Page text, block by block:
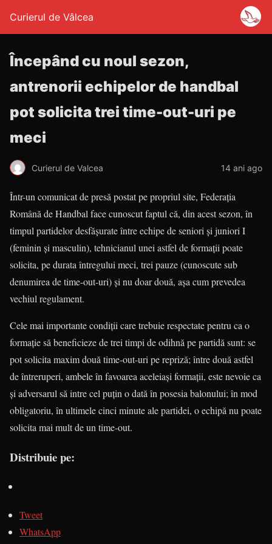
Curierul de Vâlcea
Începând cu noul sezon,
antrenorii echipelor de handbal
pot solicita trei time-out-uri pe
meci
Curierul de Valcea 14 ani ago
Într-un comunicat de presă postat pe propriul site, Federaţia
Română de Handbal face cunoscut faptul că, din acest sezon, în
timpul partidelor desfăşurate între echipe de seniori şi juniori I
(feminin şi masculin), tehnicianul unei astfel de formaţii poate
solicita, pe durata întregului meci, trei pauze (cunoscute sub
denumirea de time-out-uri) şi nu doar două, aşa cum prevedea
vechiul regulament.
Cele mai importante condiţii care trebuie respectate pentru ca o
formaţie să beneficieze de trei timpi de odihnă pe partidă sunt: se
pot solicita maxim două time-out-uri pe repriză; între două astfel
de întreruperi, ambele în favoarea aceleiaşi formaţii, este nevoie ca
şi adversarul să intre cel puţin o dată în posesia balonului; în mod
obligatoriu, în ultimele cinci minute ale partidei, o echipă nu poate
solicita mai mult de un time-out.
Distribuie pe:
Tweet
WhatsApp